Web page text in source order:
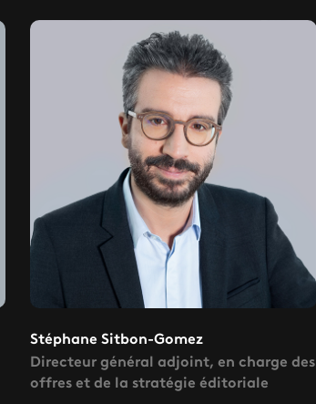
Stéphane Sitbon-Gomez
Directeur général adjoint, en charge des
offres et de la stratégie éditoriale